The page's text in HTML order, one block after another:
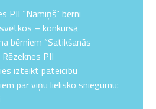
PII “Namiņš” bērni
– konkursā
bērniem “Satikšanās
PII
izteikt pateicību
par viņu lielisko sniegumu: